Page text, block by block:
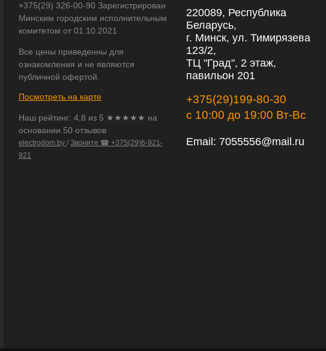
+375(29) 326-00-90 Зарегистрирован
Минским городским исполнительным
комитетом от 01.10.2021
Все цены приведенны для
ознакомления и не являются
публичной офертой.
Посмотреть на карте
Наш рейтинг: 4,8 из 5 ★★★★★ на
основании 50 отзывов
electrodom.by / Звоните ☎ +375(29)6-921-
921
220089, Республика
Беларусь,
г. Минск, ул. Тимирязева
123/2,
ТЦ "Град", 2 этаж,
павильон 201
+375(29)199-80-30
с 10:00 до 19:00 Вт-Вс
Email: 7055556@mail.ru